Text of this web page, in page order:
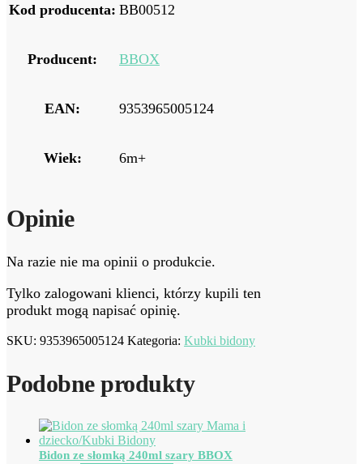
Kod producenta: BB00512
Producent: BBOX
EAN: 9353965005124
Wiek: 6m+
Opinie
Na razie nie ma opinii o produkcie.
Tylko zalogowani klienci, którzy kupili ten
produkt mogą napisać opinię.
SKU: 9353965005124 Kategoria: Kubki bidony
Podobne produkty
Bidon ze słomką 240ml szary BBOX